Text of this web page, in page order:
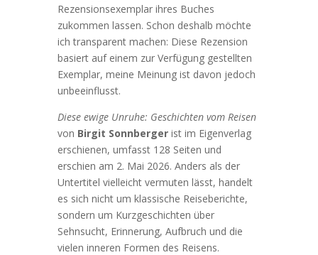
Rezensionsexemplar ihres Buches
zukommen lassen. Schon deshalb möchte
ich transparent machen: Diese Rezension
basiert auf einem zur Verfügung gestellten
Exemplar, meine Meinung ist davon jedoch
unbeeinflusst.
Diese ewige Unruhe: Geschichten vom Reisen
von Birgit Sonnbergerist im Eigenverlag
erschienen, umfasst 128 Seiten und
erschien am 2. Mai 2026. Anders als der
Untertitel vielleicht vermuten lässt, handelt
es sich nicht um klassische Reiseberichte,
sondern um Kurzgeschichten über
Sehnsucht, Erinnerung, Aufbruch und die
vielen inneren Formen des Reisens.